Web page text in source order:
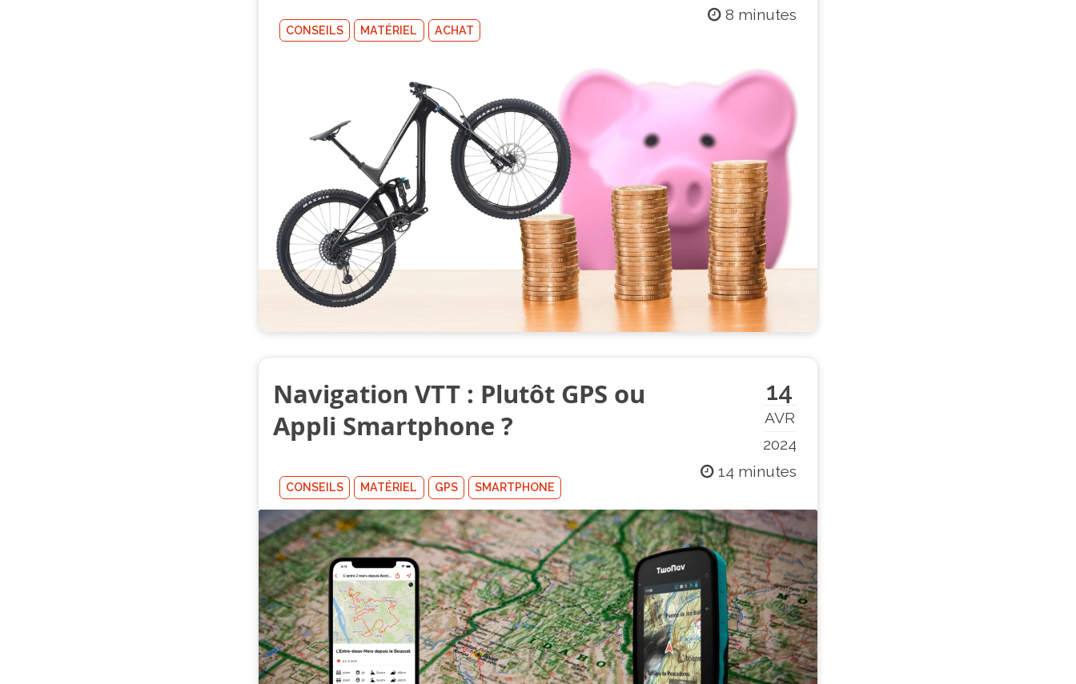
8 minutes
CONSEILS MATÉRIEL ACHAT
14
AVR
2024
Navigation VTT : Plutôt GPS ou
Appli Smartphone ?
14 minutes
CONSEILS MATÉRIEL GPS SMARTPHONE